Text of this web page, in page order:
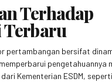
Terhadap
Terbaru
pertambangan bersifat
pengetahuannya
Kementerian ESDM,